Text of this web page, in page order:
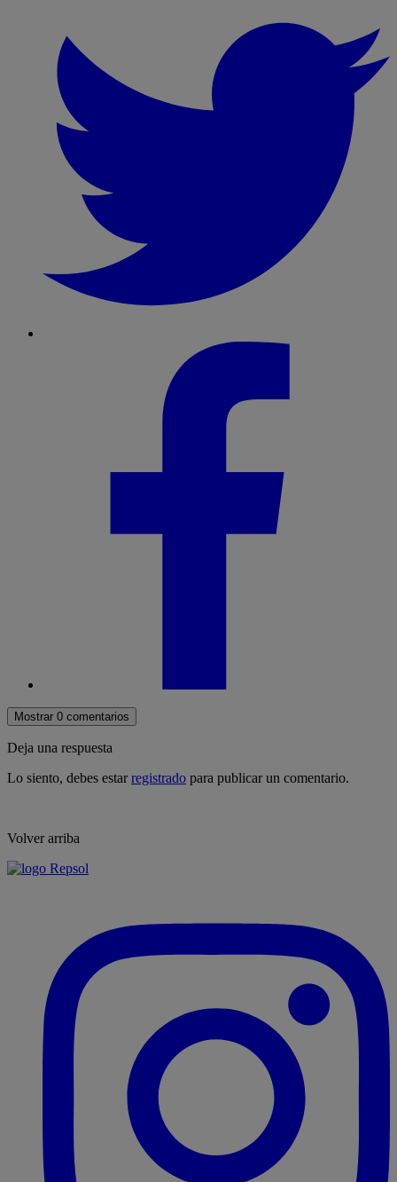
Mostrar 0 comentarios
Deja una respuesta
Lo siento, debes estarregistrado para publicar un comentario.
Volver arriba